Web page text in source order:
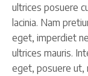
ultrices posuere
lacinia. Nam
eget, imperdiet
ultrices mauris.
eget, posuere ut,